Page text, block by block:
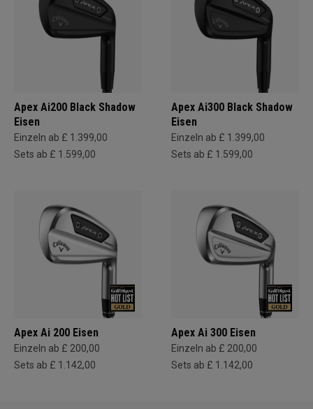
Apex Ai200 Black Shadow
Eisen
Einzeln ab £ 1.399,00
Sets ab £ 1.599,00
Apex Ai300 Black Shadow
Eisen
Einzeln ab £ 1.399,00
Sets ab £ 1.599,00
Apex Ai 200 Eisen
Einzeln ab £ 200,00
Sets ab £ 1.142,00
Apex Ai 300 Eisen
Einzeln ab £ 200,00
Sets ab £ 1.142,00